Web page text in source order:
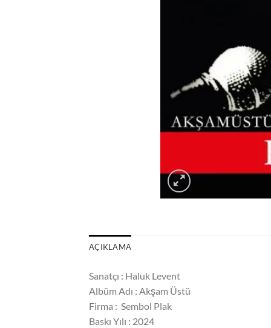
AÇIKLAMA
Sanatçı : Haluk Levent
Albüm Adı : Akşam Üstü
Firma : Sembol Plak
Baskı Yılı : 2024